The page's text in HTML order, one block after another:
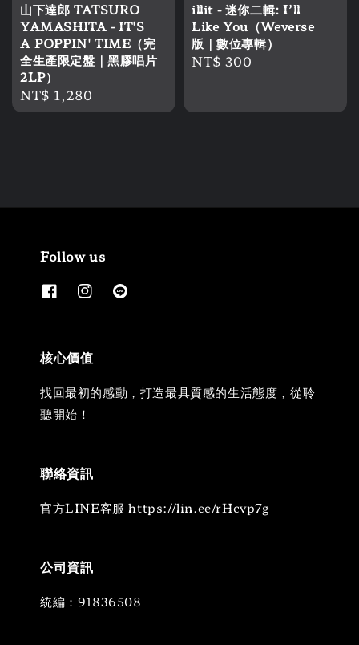
山下達郎 TATSURO
YAMASHITA - IT'S
A POPPIN' TIME（完
全生產限定盤｜黑膠唱片
2LP）
Regular
price
NT$ 1,280
illit - 迷你二輯: I’ll
Like You（Weverse
版｜數位專輯）
Regular
NT$ 300
Follow us
核心價值
找回最初的感動，打造最具質感的生活態度，從聆
聽開始！
聯絡資訊
官方LINE客服 https://lin.ee/rHcvp7g
公司資訊
統編：91836508